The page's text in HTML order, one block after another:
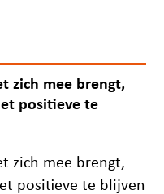
zich mee brengt,
positieve te
zich mee brengt,
positieve te blijven